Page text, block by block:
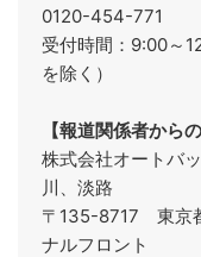
0120-454-771
受付時間：9:00～
を除く）
【報道関係者から
株式会社オートバ
川、淡路
〒135-8717 東京
ナルフロント